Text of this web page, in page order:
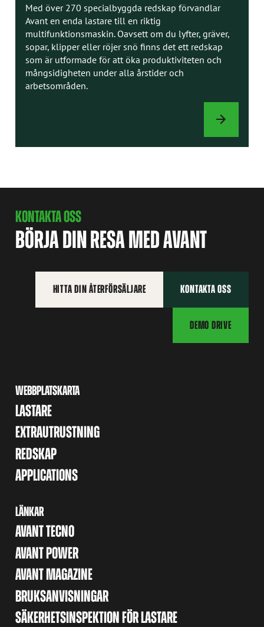
Med över 270 specialbyggda redskap förvandlar
Avant en enda lastare till en riktig
multifunktionsmaskin. Oavsett om du lyfter, gräver,
sopar, klipper eller röjer snö finns det ett redskap
som är utformade för att öka produktiviteten och
mångsidigheten under alla årstider och
arbetsområden.
REDSKAP
KONTAKTA OSS
BÖRJA DIN RESA MED AVANT
HITTA DIN ÅTERFÖRSÄLJARE KONTAKTA OSS
DEMO DRIVE
WEBBPLATSKARTA
LASTARE
EXTRAUTRUSTNING
REDSKAP
APPLICATIONS
LÄNKAR
AVANT TECNO
AVANT POWER
AVANT MAGAZINE
BRUKSANVISNINGAR
SÄKERHETSINSPEKTION FÖR LASTARE